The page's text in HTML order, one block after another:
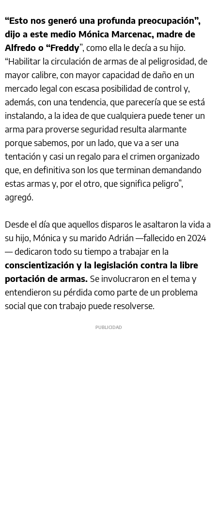
“Esto nos generó una profunda preocupación”,
dijo a este medio Mónica Marcenac, madre de
Alfredo o “Freddy”, como ella le decía a su hijo.
“Habilitar la circulación de armas de al peligrosidad, de
mayor calibre, con mayor capacidad de daño en un
mercado legal con escasa posibilidad de control y,
además, con una tendencia, que parecería que se está
instalando, a la idea de que cualquiera puede tener un
arma para proverse seguridad resulta alarmante
porque sabemos, por un lado, que va a ser una
tentación y casi un regalo para el crimen organizado
que, en definitiva son los que terminan demandando
estas armas y, por el otro, que significa peligro”,
agregó.
Desde el día que aquellos disparos le asaltaron la vida a
su hijo, Mónica y su marido Adrián —fallecido en 2024
— dedicaron todo su tiempo a trabajar en la
conscientización y la legislación contra la libre
portación de armas. Se involucraron en el tema y
entendieron su pérdida como parte de un problema
social que con trabajo puede resolverse.